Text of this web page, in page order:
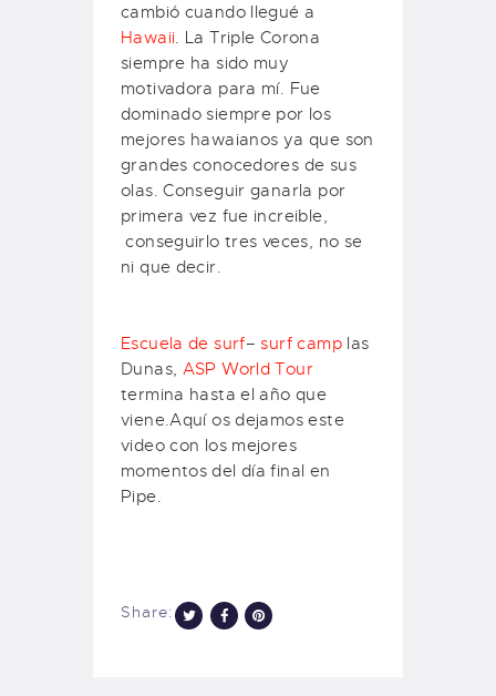
cambió cuando llegué a
Hawaii La Triple Corona
siempre ha sido muy
motivadora para mí. Fue
dominado siempre por los
mejores hawaianos ya que son
grandes conocedores de sus
olas. Conseguir ganarla por
primera vez fue increible
conseguirlo tres veces, no se
ni que decir.
Escuela de surf–surf camplas
Dunas, ASP World Tour
termina hasta el año que
viene.Aquí os dejamos este
video con los mejores
momentos del día final en
Pipe.
Share: